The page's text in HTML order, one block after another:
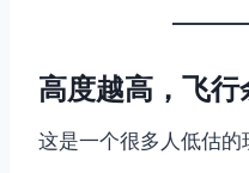
高度越高，飞行
这是一个很多人低估的